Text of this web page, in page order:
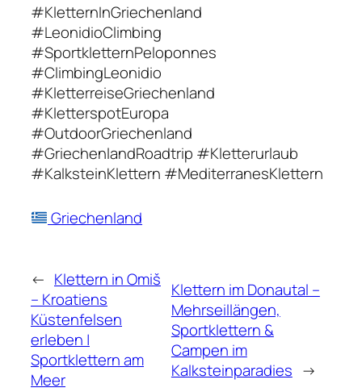
#KletternInGriechenland
#LeonidioClimbing
#SportkletternPeloponnes
#ClimbingLeonidio
#KletterreiseGriechenland
#KletterspotEuropa
#OutdoorGriechenland
#GriechenlandRoadtrip #Kletterurlaub
#KalksteinKlettern #MediterranesKlettern
Griechenland
← Klettern in Omiš
– Kroatiens
Küstenfelsen
erleben |
Sportklettern am
Meer
Klettern im Donautal –
Mehrseillängen,
Sportklettern &
Campen im
Kalksteinparadies →